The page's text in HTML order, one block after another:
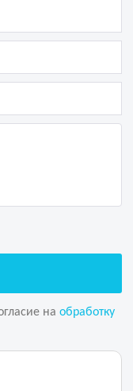
на обработку